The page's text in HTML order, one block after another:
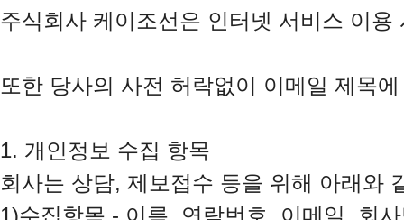
주식회사 케이조선은 인터넷 서비스 이
또한 당사의 사전 허락없이 이메일 제목
1. 개인정보 수집 항목
회사는 상담, 제보접수 등을 위해 아래와
1)수집항목 - 이름, 연락번호, 이메일, 회